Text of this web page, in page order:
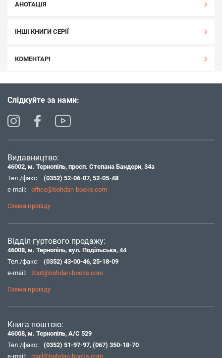
АНОТАЦІЯ
ІНШІ КНИГИ СЕРІЇ
КОМЕНТАРІ
Слідкуйте за нами:
Видавництво:
46002, м. Тернопіль, просп. Степана Бандери, 34а
Тел./факс:
(0352) 52-06-07, 52-05-48
e-mail:
office@bohdan-books.com
Схема проїзду
Відділ гуртового продажу:
46008, м. Тернопіль, вул. Подільська, 44
Тел./факс:
(0352) 43-00-46, 25-18-09
e-mail:
zbut@bohdan-books.com
Схема проїзду
Книга поштою:
46008, м. Тернопіль, А/С 529
Тел./факс:
(0352) 51-97-97, (067) 350-18-70
e-mail:
mail@bohdan-books.com